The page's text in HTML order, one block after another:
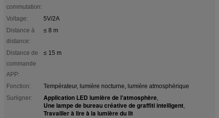
commutation:
Voltage:
5V/2A
Distance à
distance:
≤ 8 m
Distance de
commande
APP:
≤ 15 m
Fonction:
Températeur, lumière nocturne, lumière atmosphérique
Surligner:
Application LED lumière de l'atmosphère,
Une lampe de bureau créative de graffiti intelligent,
Travailler à lire à la lumière du lit